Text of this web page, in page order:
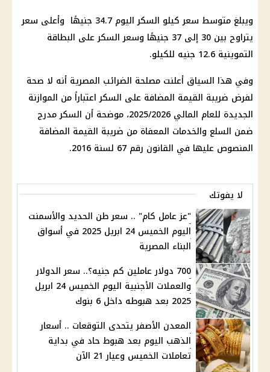
ويبلغ متوسط ​​سعر كيلو السكر اليوم 34.7 جنيهًا وأعلى سعر
يتراوح بين 30 إلى 37 جنيهًا وسعر السكر على البطاقة
التموينية 12.6 جنيه للكيلو.
وفي هذا السياق أعلنت مصلحة الضرائب المصرية أنه لا صحة
لفرض ضريبة القيمة المضافة على السكر اعتباراً من الموازنة
الجديدة للعام المالي 2025/2026، موضحة أن السكر مدرج
ضمن السلع والخدمات المعفاة من ضريبة القيمة المضافة
المنصوص عليها في القانون رقم 67 لسنة 2016.
لا يفوتك
"عز عامل كام" .. سعر طن الحديد والأسمنت
اليوم الخميس 24 ابريل 2025 في أسواق
البناء المصرية
700 دولار عاملين كم جنيه؟.. سعر الدولار
والعملات الأجنبية اليوم الخميس 24 ابريل
2025 بعد هبوطه داخل 6 بنوك
المعدن الأصفر يتحدى التوقعات .. أسعار
الذهب اليوم بعد هبوط حاد في بداية
تعاملات الخميس وعيار 21 الآن